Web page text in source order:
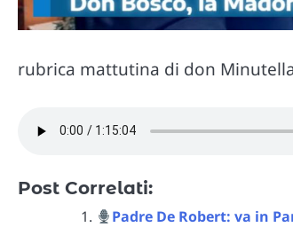
rubrica mattutina di don
Post Correlati:
Padre De Robert: va in